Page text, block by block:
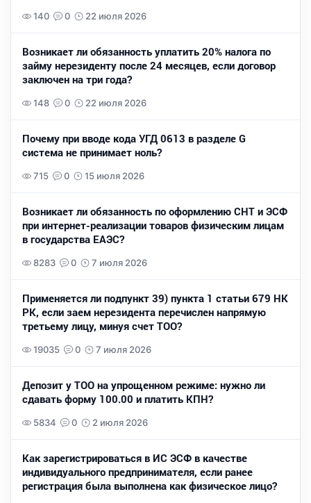
140 0 22 июля 2026
Возникает ли обязанность уплатить 20% налога по
займу нерезиденту после 24 месяцев, если договор
заключен на три года?
148 0 22 июля 2026
Почему при вводе кода УГД 0613 в разделе G
система не принимает ноль?
715 0 15 июля 2026
Возникает ли обязанность по оформлению СНТ и ЭСФ
при интернет-реализации товаров физическим лицам
в государства ЕАЭС?
8283 0 7 июля 2026
Применяется ли подпункт 39) пункта 1 статьи 679 НК
РК, если заем нерезидента перечислен напрямую
третьему лицу, минуя счет ТОО?
19035 0 7 июля 2026
Депозит у ТОО на упрощенном режиме: нужно ли
сдавать форму 100.00 и платить КПН?
5834 0 2 июля 2026
Как зарегистрироваться в ИС ЭСФ в качестве
индивидуального предпринимателя, если ранее
регистрация была выполнена как физическое лицо?